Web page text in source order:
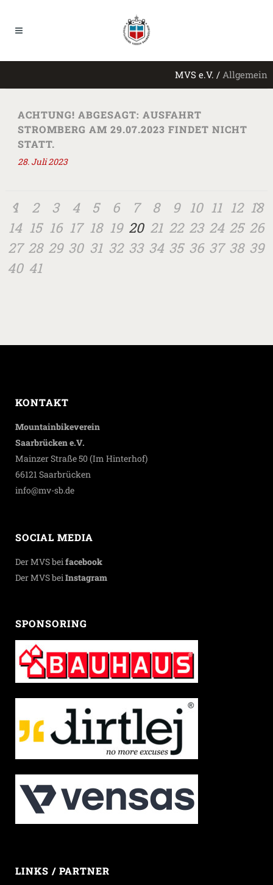
MVS e.V. /Allgemein
ACHTUNG! ABGESAGT: AUSFAHRT
STROMBERG AM 29.07.2023 FINDET NICHT
STATT.
28. Juli 2023
1 2 3 4 5 6 7 8 9 10 11 12 13
14 15 16 17 18 19 20 21 22 23 24 25 26
27 28 29 30 31 32 33 34 35 36 37 38 39
40 41
KONTAKT
Mountainbikeverein
Saarbrücken e.V.
Mainzer Straße 50 (Im Hinterhof)
66121 Saarbrücken
info@mv-sb.de
SOCIAL MEDIA
Der MVS beifacebook
Der MVS beiInstagram
SPONSORING
LINKS / PARTNER